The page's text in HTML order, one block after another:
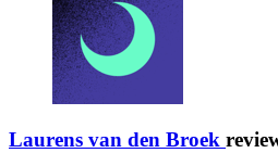
Laurens van den Broek